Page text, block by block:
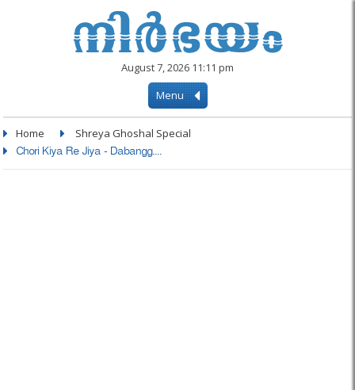
August 7, 2026 11:11 pm
Menu
Home Shreya Ghoshal Special
Chori Kiya Re Jiya - Dabangg....